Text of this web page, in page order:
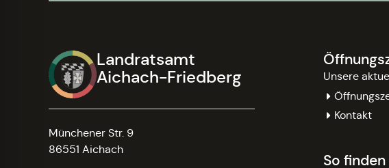
Landratsamt
Aichach-Friedberg
Münchener Str. 9
86551 Aichach
Unsere
Kontakt
So finden